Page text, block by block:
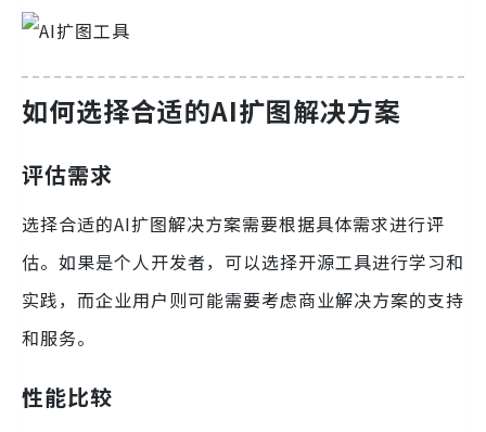
如何选择合适的AI扩图解决方案
评估需求
选择合适的AI扩图解决方案需要根据具体需求进行评
估。如果是个人开发者，可以选择开源工具进行学习和
实践，而企业用户则可能需要考虑商业解决方案的支持
和服务。
性能比较